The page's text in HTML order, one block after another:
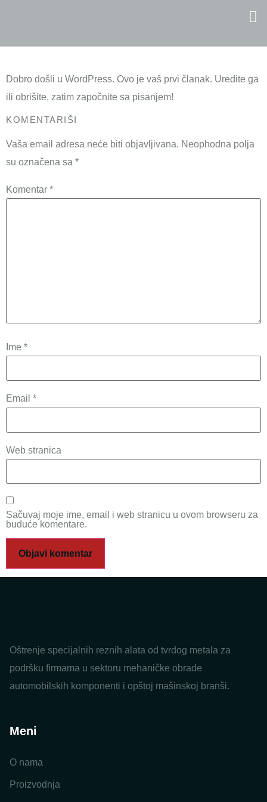
svijete!
Dobro došli u WordPress. Ovo je vaš prvi članak. Uredite ga
ili obrišite, zatim započnite sa pisanjem!
KOMENTARIŠI
Vaša email adresa neće biti objavljivana. Neophodna polja
su označena sa *
Komentar *
Ime *
Email *
Web stranica
Sačuvaj moje ime, email i web stranicu u ovom browseru za
buduće komentare.
Oštrenje specijalnih reznih alata od tvrdog metala za
podršku firmama u sektoru mehaničke obrade
automobilskih komponenti i opštoj mašinskoj branši.
Meni
O nama
Proizvodnja